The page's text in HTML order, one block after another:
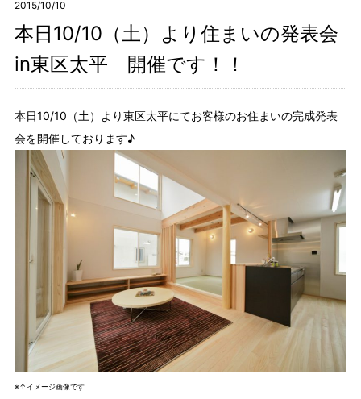
2015/10/10
本日10/10（土）より住まいの発表会
in東区太平 開催です！！
本日10/10（土）より東区太平にてお客様のお住まいの完成発表
会を開催しております♪
※↑イメージ画像です